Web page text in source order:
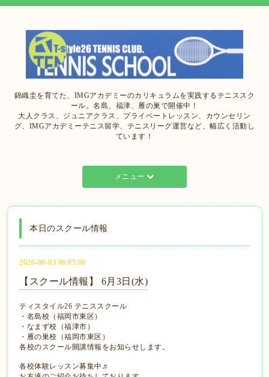
錦織圭を育てた、IMGアカデミーのカリキュラムを実践するテニススク
ール。名島、福津、雁の巣で開催中！
大人クラス、ジュニアクラス、プライベートレッスン、カウンセリン
グ、IMGアカデミーテニス留学、テニスリーグ運営など、幅広く活動し
ています！
メニュー
本日のスクール情報
2026-06-03 06:05:00
【スクール情報】 6月3日(水)
ティスタイル26 テニススクール
・名島校（福岡市東区）
・なまず校（福津市）
・雁の巣校（福岡市東区）
各校のスクール開講情報をお知らせします。
各校体験レッスン募集中♬